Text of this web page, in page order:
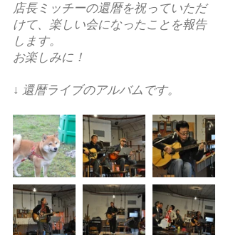
店長ミッチーの還暦を祝っていただ
けて、楽しい会になったことを報告
します。
お楽しみに！
↓ 還暦ライブのアルバムです。